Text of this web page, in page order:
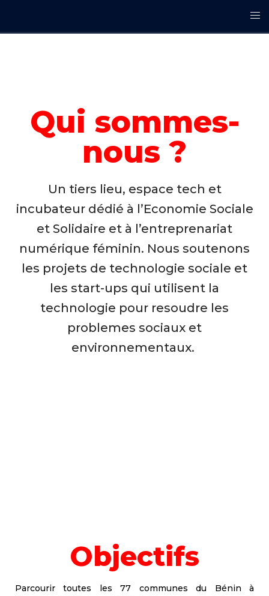
Qui sommes-
nous ?
Un tiers lieu, espace tech et
incubateur dédié à l’Economie Sociale
et Solidaire et à l’entreprenariat
numérique féminin. Nous soutenons
les projets de technologie sociale et
les start-ups qui utilisent la
technologie pour resoudre les
problemes sociaux et
environnementaux.
Objectifs
Parcourir toutes les 77 communes du Bénin à